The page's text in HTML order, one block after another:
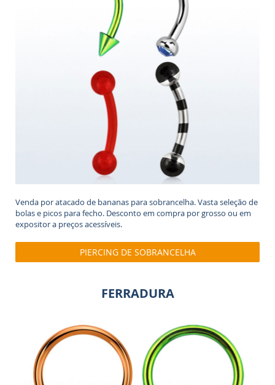
Venda por atacado de bananas para sobrancelha. Vasta seleção de
bolas e picos para fecho. Desconto em compra por grosso ou em
expositor a preços acessíveis.
PIERCING DE SOBRANCELHA
FERRADURA